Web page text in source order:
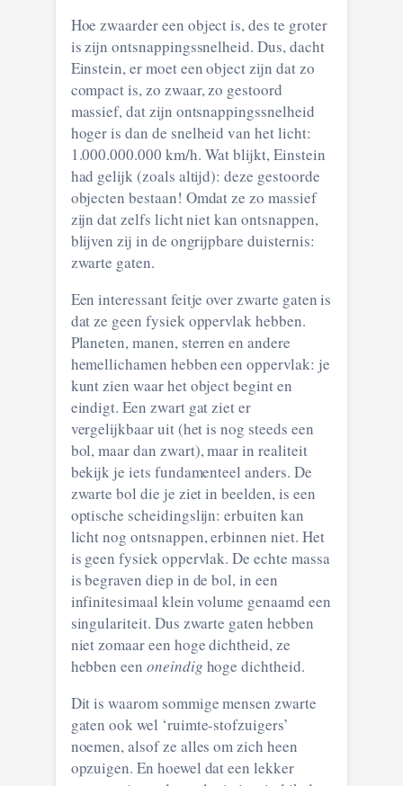
Hoe zwaarder een object is, des te groter
is zijn ontsnappingssnelheid. Dus, dacht
Einstein, er moet een object zijn dat zo
compact is, zo zwaar, zo gestoord
massief, dat zijn ontsnappingssnelheid
hoger is dan de snelheid van het licht:
1.000.000.000 km/h. Wat blijkt, Einstein
had gelijk (zoals altijd): deze gestoorde
objecten bestaan! Omdat ze zo massief
zijn dat zelfs licht niet kan ontsnappen,
blijven zij in de ongrijpbare duisternis:
zwarte gaten.
Een interessant feitje over zwarte gaten is
dat ze geen fysiek oppervlak hebben.
Planeten, manen, sterren en andere
hemellichamen hebben een oppervlak: je
kunt zien waar het object begint en
eindigt. Een zwart gat ziet er
vergelijkbaar uit (het is nog steeds een
bol, maar dan zwart), maar in realiteit
bekijk je iets fundamenteel anders. De
zwarte bol die je ziet in beelden, is een
optische scheidingslijn: erbuiten kan
licht nog ontsnappen, erbinnen niet. Het
is geen fysiek oppervlak. De echte massa
is begraven diep in de bol, in een
infinitesimaal klein volume genaamd een
singulariteit. Dus zwarte gaten hebben
niet zomaar een hoge dichtheid, ze
hebben een oneindig hoge dichtheid.
Dit is waarom sommige mensen zwarte
gaten ook wel ‘ruimte-stofzuigers’
noemen, alsof ze alles om zich heen
opzuigen. En hoewel dat een lekker